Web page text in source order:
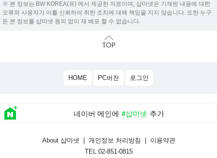
※ 본 정보는 BW KOREA(유) 에서 제공한 자료이며, 샵마넷은 기재된 내용에 대한
오류와 사용자가 이를 신뢰하여 취한 조치에 대해 책임을 지지 않습니다. 또한 누구
든 본 정보를 샵마넷 동의 없이 재 배포 할 수 없습니다.
HOME PC버전 로그인
네이버 메인에 #샵마넷 추가
About 샵마넷 개인정보 처리방침
이용약관
TEL:02-851-0815